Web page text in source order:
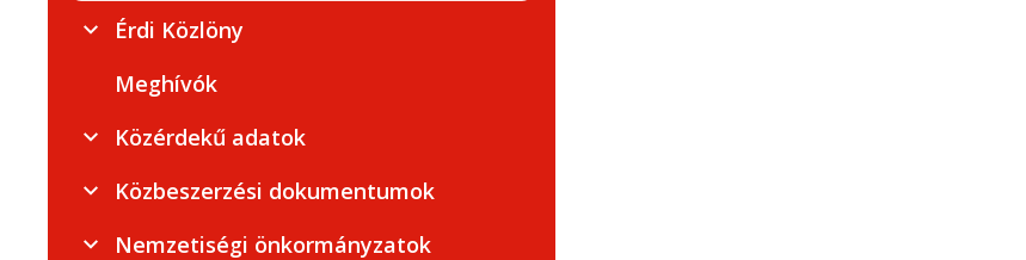
Érdi Közlöny
Meghívók
Közérdekű adatok
Közbeszerzési dokumentumok
Nemzetiségi önkormányzatok